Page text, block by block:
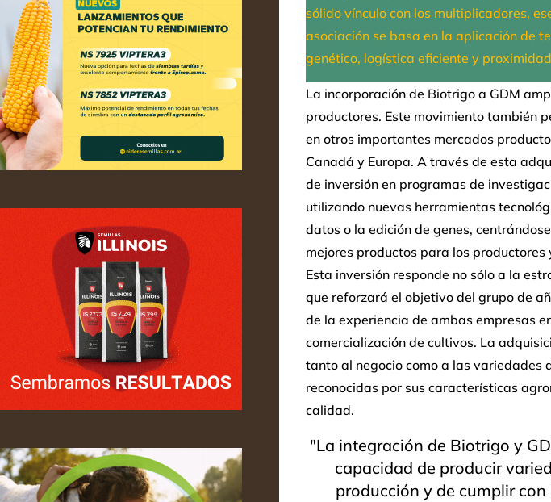
sólido vínculo con los multiplicadores,
asociación se basa en la aplicación de
genético, logística eficiente y
La incorporación de Biotrigo a GDM
productores. Este movimiento también
en otros importantes mercados
Canadá y Europa. A través de esta
de inversión en programas de
utilizando nuevas herramientas
datos o la edición de genes,
mejores productos para los
Esta inversión responde no sólo a la
que reforzará el objetivo del grupo de
de la experiencia de ambas empresas
comercialización de cultivos. La
tanto al negocio como a las variedades
reconocidas por sus características
calidad.
"La integración de Biotrigo y
capacidad de producir
producción y de cumplir